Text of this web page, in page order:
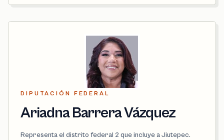
DIPUTACIÓN FEDERAL
Ariadna Barrera Vázquez
Representa el distrito federal 2 que incluye a Jiutepec.